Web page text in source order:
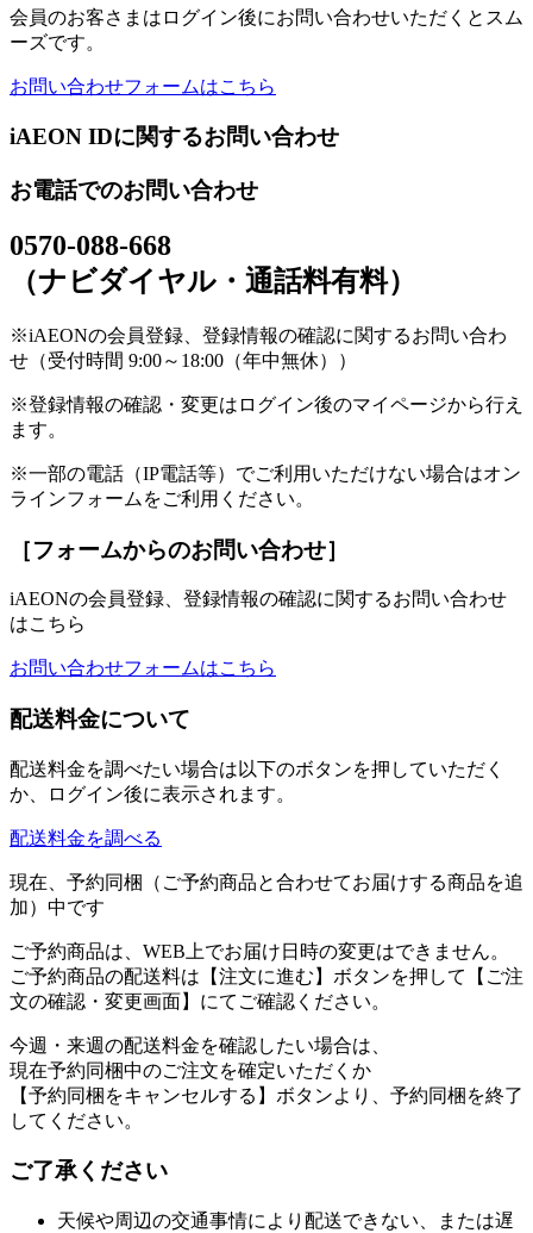
会員のお客さまはログイン後にお問い合わせいただくとスム
ーズです。
お問い合わせフォームはこちら
iAEON IDに関するお問い合わせ
お電話でのお問い合わせ
0570-088-668
（ナビダイヤル・通話料有料）
※iAEONの会員登録、登録情報の確認に関するお問い合わ
せ（受付時間 9:00～18:00（年中無休））
※登録情報の確認・変更はログイン後のマイページから行え
ます。
※一部の電話（IP電話等）でご利用いただけない場合はオン
ラインフォームをご利用ください。
［フォームからのお問い合わせ］
iAEONの会員登録、登録情報の確認に関するお問い合わせ
はこちら
お問い合わせフォームはこちら
配送料金について
配送料金を調べたい場合は以下のボタンを押していただく
か、ログイン後に表示されます。
配送料金を調べる
現在、予約同梱（ご予約商品と合わせてお届けする商品を追
加）中です
ご予約商品は、WEB上でお届け日時の変更はできません。
ご予約商品の配送料は【注文に進む】ボタンを押して【ご注
文の確認・変更画面】にてご確認ください。
今週・来週の配送料金を確認したい場合は、
現在予約同梱中のご注文を確定いただくか
【予約同梱をキャンセルする】ボタンより、予約同梱を終了
してください。
ご了承ください
天候や周辺の交通事情により配送できない、または遅